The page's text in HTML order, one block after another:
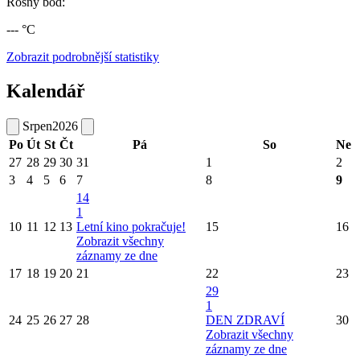
--- °C
Zobrazit podrobnější statistiky
Kalendář
Srpen2026
Po Út St Čt Pá So
Ne
27 28 29 30 31 1
2
3
4 5 6 7 8 9
10 11 12 13
14
1
Letní kino pokračuje!
Zobrazit všechny
záznamy ze dne
15 16
17 18 19 20 21 22 23
24 25 26 27 28
29
1
DEN ZDRAVÍ
Zobrazit všechny
záznamy ze dne
30